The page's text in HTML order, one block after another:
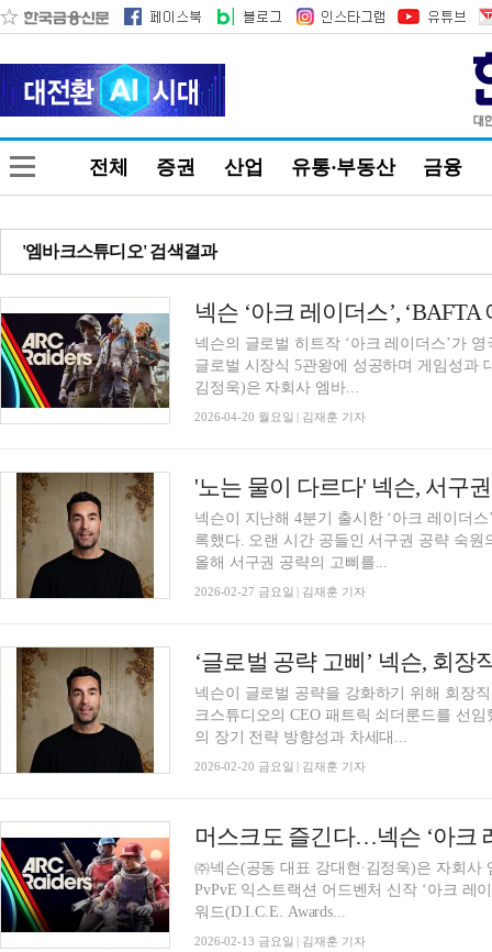
전체 증권 산업 유통·부동산 금융
'엠바크스튜디오' 검색결과
넥슨 ‘아크 레이더스’,
넥슨의 글로벌 히트작 ‘아크 레이더스’가
글로벌 시장식 5관왕에 성공하며 게임성과
김정욱)은 자회사 엠바...
2026-04-20 월요일 | 김재훈 기자
'노는 물이 다르다' 넥슨, 서구
넥슨이 지난해 4분기 출시한 ‘아크 레이더
록했다. 오랜 시간 공들인 서구권 공략 숙
올해 서구권 공략의 고삐를...
2026-02-27 금요일 | 김재훈 기자
넥슨이 글로벌 공략을 강화하기 위해 회장
크스튜디오의 CEO 패트릭 쇠더룬드를 선
의 장기 전략 방향성과 차세대...
2026-02-20 금요일 | 김재훈 기자
㈜넥슨(공동 대표 강대현∙김정욱)은 자회
PvPvE 익스트랙션 어드벤처 신작 ‘아크 레
워드(D.I.C.E. Awards...
2026-02-13 금요일 | 김재훈 기자